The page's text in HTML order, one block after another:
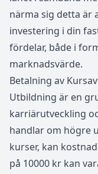
närma sig detta är
investering i din
fördelar, både i
marknadsvärde.
Betalning av
Utbildning är en
karriärutveckling
handlar om högre
kurser, kan
på 10000 kr kan